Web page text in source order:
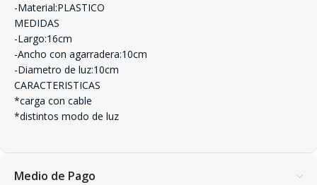
-Material:PLASTICO
MEDIDAS
-Largo:16cm
-Ancho con agarradera:10cm
-Diametro de luz:10cm
CARACTERISTICAS
*carga con cable
*distintos modo de luz
Medio de Pago